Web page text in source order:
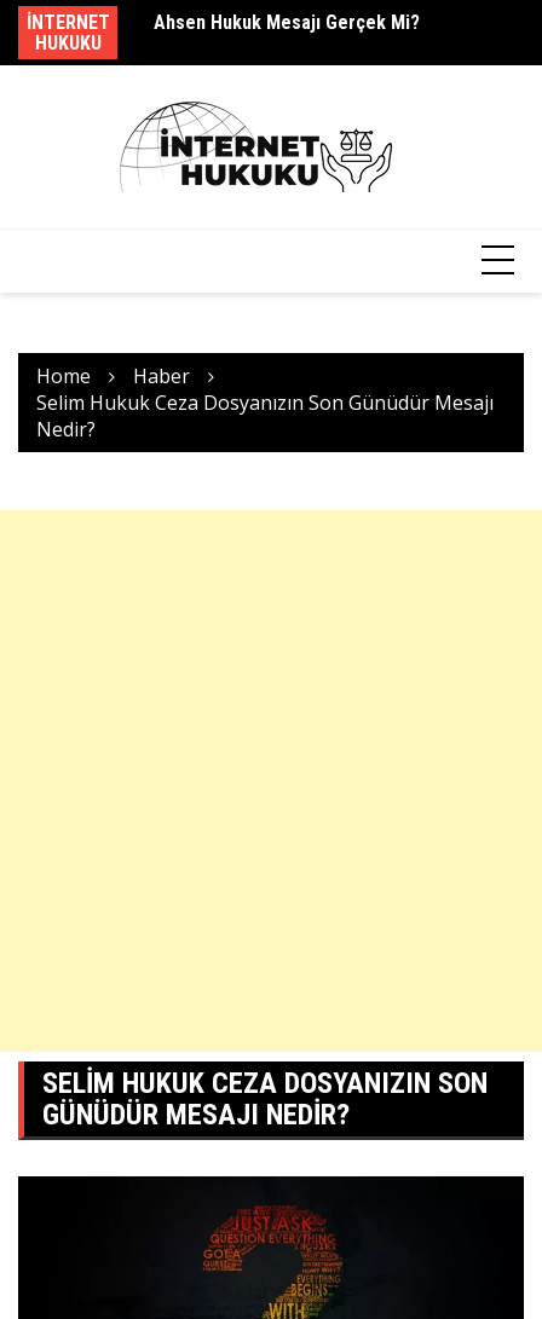
Skip
content
INTERNET
HUKUKU
s.barcag Mesajı Geldi?
Home
Haber
Selim Hukuk Ceza Dosyanızın Son Günüdür Mesajı
Nedir?
SELIM HUKUK CEZA DOSYANIZIN SON
GÜNÜDÜR MESAJI NEDIR?